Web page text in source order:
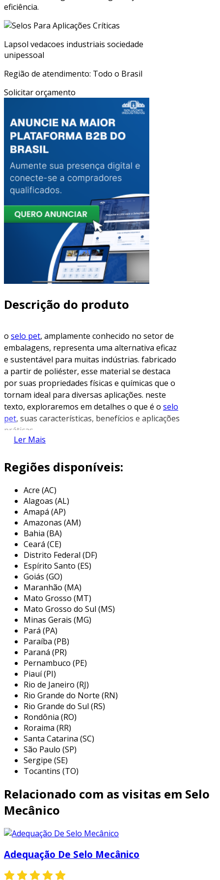
eficiência.
Lapsol vedacoes industriais sociedade
unipessoal
Região de atendimento: Todo o Brasil
Solicitar orçamento
Descrição do produto
o selo pet, amplamente conhecido no setor de
embalagens, representa uma alternativa eficaz
e sustentável para muitas indústrias. fabricado
a partir de poliéster, esse material se destaca
por suas propriedades físicas e químicas que o
tornam ideal para diversas aplicações. neste
texto, exploraremos em detalhes o que é o selo
pet, suas características, benefícios e aplicações
práticas.
o selo pet é uma embalagem de poliéster que
utilizado na fabricação de garrafas, frascos e
outros tipos de embalagens, ele oferece um
excelente desempenho em comparação com
outras opções.
além disso, o selo pet é amplamente reciclável,
o que contribui para a redução do impacto
ambiental. isso o torna uma escolha
preferencial para empresas que buscam
alternativas sustentáveis em suas operações.
características do selo pet
as características do selo pet o tornam único e
altamente funcional. entre os aspectos mais
relevantes, destacam-se:
resistência e durabilidade
possui alta resistência a impactos e
temperaturas, o que o torna ideal para
produtos líquidos e sólidos.
transparência
permite que os consumidores visualizem
o conteúdo, aumentando a atratividade
dos produtos.
proteção contra a entrada de oxigênio e
umidade, prolongando a vida útil dos
produtos embalados.
leveza: sua leveza reduz custos de
beneficiando toda a cadeia logística.
benefícios do selo pet
Ler Mais
Regiões disponíveis:
Acre (AC)
Alagoas (AL)
Amapá (AP)
Amazonas (AM)
Bahia (BA)
Ceará (CE)
Distrito Federal (DF)
Espírito Santo (ES)
Goiás (GO)
Maranhão (MA)
Mato Grosso (MT)
Mato Grosso do Sul (MS)
Minas Gerais (MG)
Pará (PA)
Paraíba (PB)
Paraná (PR)
Pernambuco (PE)
Piauí (PI)
Rio de Janeiro (RJ)
Rio Grande do Norte (RN)
Rio Grande do Sul (RS)
Rondônia (RO)
Roraima (RR)
Santa Catarina (SC)
São Paulo (SP)
Sergipe (SE)
Tocantins (TO)
Relacionado com as visitas em Selo
Mecânico
Adequação De Selo Mecânico